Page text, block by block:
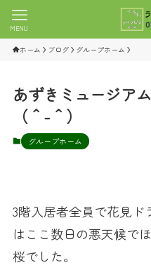
MENU
ホーム ブログ グループホーム
あずきミュージア
（＾-＾）
グループホーム
3階入居者全員で花見
はここ数日の悪天候で
桜でした。